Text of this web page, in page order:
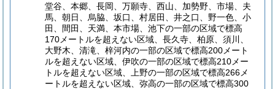
堂谷、本郷、長岡、万願寺、西山、加勢野、市場、夫
馬、朝日、烏脇、坂口、村居田、井之口、野一色、小
田、間田、天満、本市場、池下の一部の区域で標高
170メートルを超えない区域、長久寺、柏原、須川、
大野木、清滝、梓河内の一部の区域で標高200メート
ルを超えない区域、伊吹の一部の区域で標高210メー
トルを超えない区域、上野の一部の区域で標高266メ
ートルを超えない区域、弥高の一部の区域で標高300